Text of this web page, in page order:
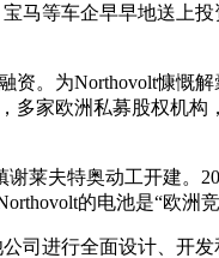
马等车企早早地送上
资。为Northovolt慷慨
多家欧洲私募股权机构
莱夫特奥动工开建。
的电池是“欧洲竞
司进行全面设计、开